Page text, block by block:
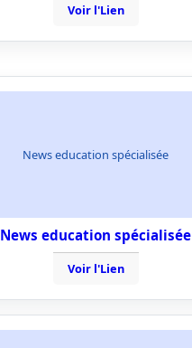
Voir l'Lien
News education spécialisée
News education spécialisée
Voir l'Lien